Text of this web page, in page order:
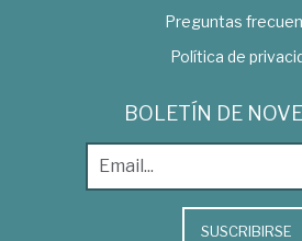
Preguntas
Política de
BOLETÍN DE
SUSCRIBIRSE